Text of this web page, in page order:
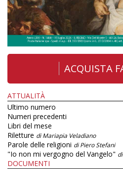
ACQUISTA
ATTUALITÀ
Ultimo numero
Numeri precedenti
Libri del mese
Riletture di Mariapia Veladiano
Parole delle religioni di Piero Stefani
"Io non mi vergogno del Vangelo"
DOCUMENTI